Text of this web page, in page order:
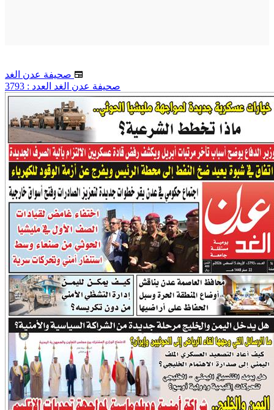
صحيفة عدن الغد العدد : 3793